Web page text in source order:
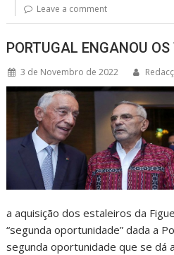
Leave a comment
PORTUGAL ENGANOU
3 de Novembro de 2022
a aquisição dos estaleiros da
“segunda oportunidade” dada a
segunda oportunidade que se dá